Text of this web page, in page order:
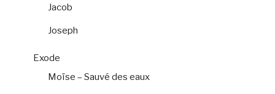
Jacob
Joseph
Exode
Moïse – Sauvé des eaux